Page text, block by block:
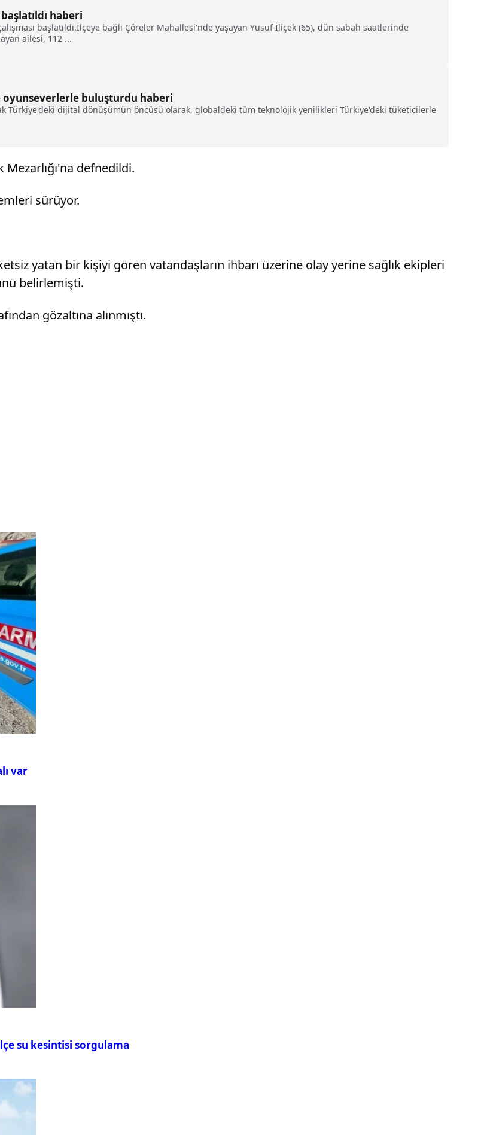
haberi
başlatıldı.İlçeye bağlı Çöreler Mahallesi'nde yaşayan Yusuf İliçek (65), dün sabah saatlerinde
ailesi, 112 ...
oyunseverlerle buluşturdu haberi
Türkiye'deki dijital dönüşümün öncüsü olarak, globaldeki tüm teknolojik yenilikleri Türkiye'deki tüketicilerle
Mezarlığı'na defnedildi.
sürüyor.
yatan bir kişiyi gören vatandaşların ihbarı üzerine olay yerine sağlık ekipleri
belirlemişti.
gözaltına alınmıştı.
var
su kesintisi sorgulama